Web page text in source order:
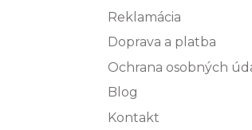
Reklamácia
Doprava a platba
Ochrana osobných
Blog
Kontakt